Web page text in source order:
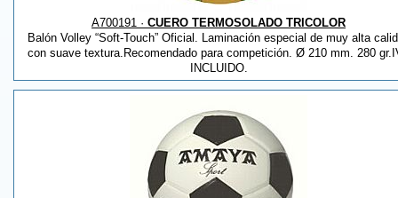
A700191 · CUERO TERMOSOLADO TRICOLOR
Balón Volley “Soft-Touch” Oficial. Laminación especial de muy alta
con suave textura.Recomendado para competición. Ø 210 mm. 280
INCLUIDO.